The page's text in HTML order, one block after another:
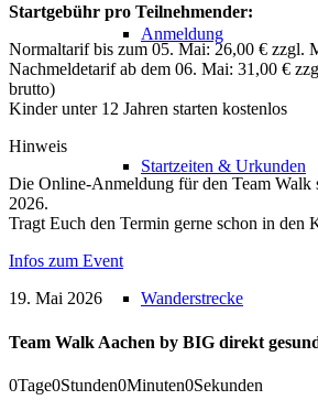
Anmeldung
Startzeiten & Urkunden
Wanderstrecke
Startgebühr pro Teilnehmender:
Normaltarif bis zum 05. Mai: 26,00 € zzgl.
Nachmeldetarif ab dem 06. Mai: 31,00 €
brutto)
Kinder unter 12 Jahren starten kostenlos
Hinweis
Die Online-Anmeldung für den Team Walk
2026.
Tragt Euch den Termin gerne schon in den
Infos zum Event
19. Mai 2026
Team Walk Aachen by BIG direkt
0Tage0Stunden0Minuten0Sekunden